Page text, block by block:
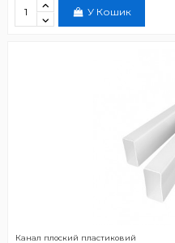
У Кошик
Канал плоский пластиковий